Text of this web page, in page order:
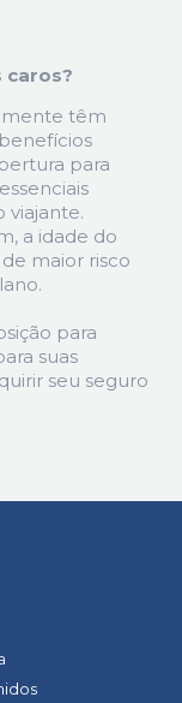
caros?
têm
para
viajante.
a idade do
maior risco
para
suas
seu seguro